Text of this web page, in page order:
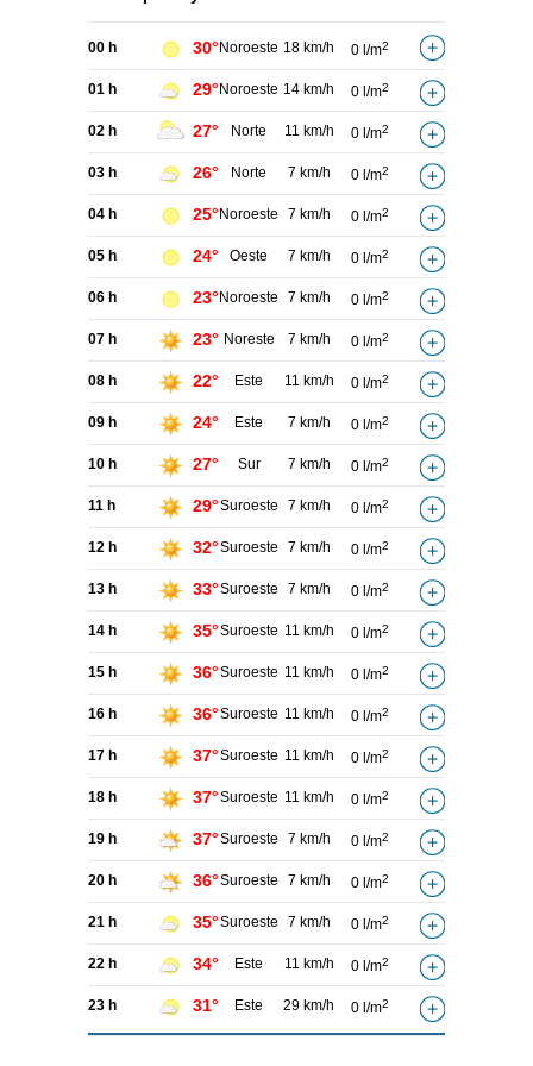
00 h 30° Noroeste 18 km/h 0 l/m2
01 h 29° Noroeste 14 km/h 0 l/m2
02 h 27° Norte 11 km/h 0 l/m2
03 h 26° Norte 7 km/h 0 l/m2
04 h 25° Noroeste 7 km/h 0 l/m2
05 h 24° Oeste 7 km/h 0 l/m2
06 h 23° Noroeste 7 km/h 0 l/m2
07 h 23° Noreste 7 km/h 0 l/m2
08 h 22° Este 11 km/h 0 l/m2
09 h 24° Este 7 km/h 0 l/m2
10 h 27° Sur 7 km/h 0 l/m2
11 h 29°Suroeste 7 km/h 0 l/m2
12 h 32°Suroeste 7 km/h 0 l/m2
13 h 33°Suroeste 7 km/h 0 l/m2
14 h 35°Suroeste 11 km/h 0 l/m2
15 h 36°Suroeste 11 km/h 0 l/m2
16 h 36°Suroeste 11 km/h 0 l/m2
17 h 37°Suroeste 11 km/h 0 l/m2
18 h 37°Suroeste 11 km/h 0 l/m2
19 h 37°Suroeste 7 km/h 0 l/m2
20 h 36°Suroeste 7 km/h 0 l/m2
21 h 35°Suroeste 7 km/h 0 l/m2
22 h 34° Este 11 km/h 0 l/m2
23 h 31° Este 29 km/h 0 l/m2